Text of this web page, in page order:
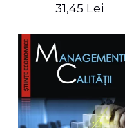
PROMOȚIILE LUNII
ULTIMELE EXEMPLARE
31,45 Lei